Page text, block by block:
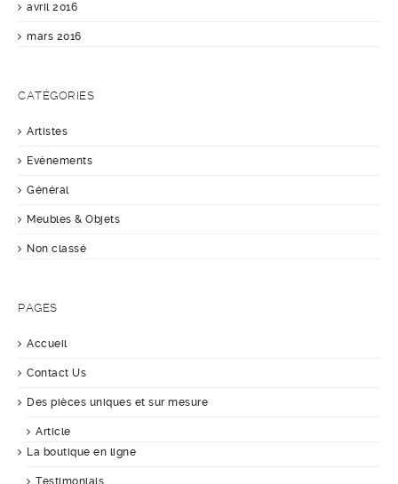
avril 2016
mars 2016
CATÉGORIES
Artistes
Evénements
Général
Meubles & Objets
Non classé
PAGES
Accueil
Contact Us
Des pièces uniques et sur mesure
Article
La boutique en ligne
Testimonials